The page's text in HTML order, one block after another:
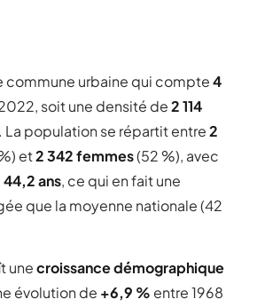
commune urbaine qui compte4
soit une densité de2 114
. La population se répartit entre2
et2 342 femmes(52 %), avec
44,2 ans, ce qui en fait une
que la moyenne nationale (42
unecroissance démographique
évolution de +6,9 % entre 1968